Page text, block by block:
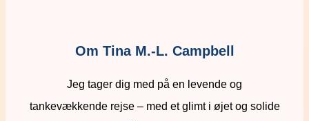
Om Tina M.-L. Campbell
Jeg tager dig med på en levende og
tankevækkende rejse – med et glimt i øjet og solide